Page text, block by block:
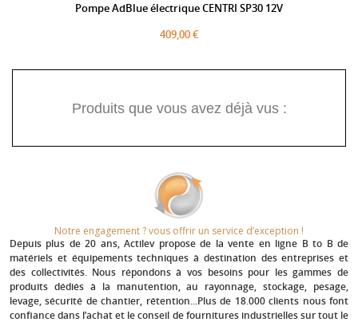
Pompe AdBlue électrique CENTRI SP30 12V
409,00 €
Produits que vous avez déjà vus :
Notre engagement ? vous offrir un service d’exception !​
Depuis plus de 20 ans, Actilev propose de la vente en ligne B to B de
matériels et équipements techniques à destination des entreprises et
des collectivités. Nous répondons à vos besoins pour les gammes de
produits dédiés à la manutention, au rayonnage, stockage, pesage,
levage, sécurité de chantier, rétention...Plus de 18.000 clients nous font
confiance dans l’achat et le conseil de fournitures industrielles sur tout le